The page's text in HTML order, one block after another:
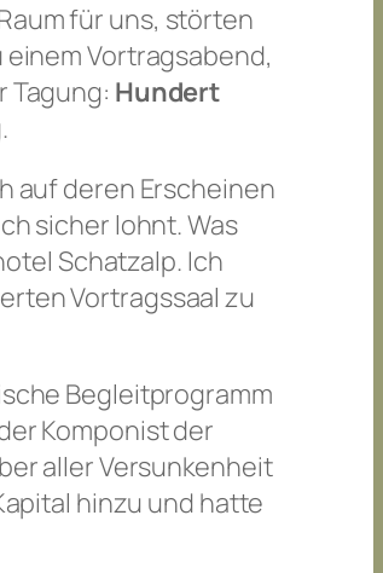
für uns, störten
Vortragsabend,
Tagung: Hundert
auf deren Erscheinen
sicher lohnt. Was
Schatzalp. Ich
Vortragssaal zu
Begleitprogramm
Komponist der
aller Versunkenheit
hinzu und hatte